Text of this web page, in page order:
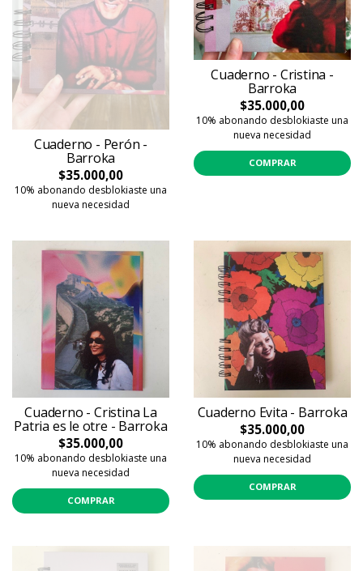
Cuaderno - Perón -
Barroka
$35.000,00
10% abonando desblokiaste una
nueva necesidad
Cuaderno - Cristina -
Barroka
$35.000,00
10% abonando desblokiaste una
nueva necesidad
COMPRAR
Cuaderno - Cristina La
Patria es le otre - Barroka
$35.000,00
10% abonando desblokiaste una
nueva necesidad
COMPRAR
Cuaderno Evita - Barroka
$35.000,00
10% abonando desblokiaste una
nueva necesidad
COMPRAR